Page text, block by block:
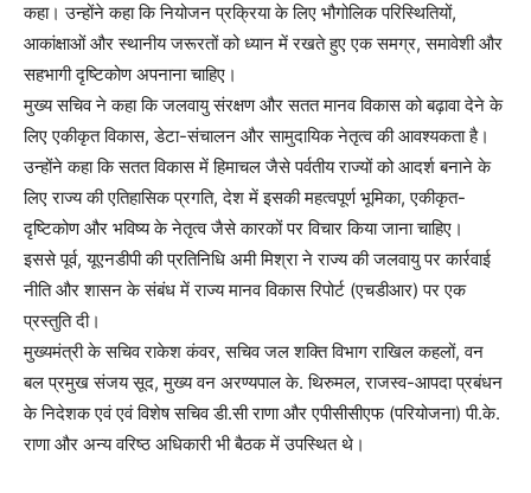
कहा। उन्होंने कहा कि नियोजन प्रक्रिया के लिए भौगोलिक परिस्थितियों,
आकांक्षाओं और स्थानीय जरूरतों को ध्यान में रखते हुए एक समग्र, समावेशी और
सहभागी दृष्टिकोण अपनाना चाहिए।
मुख्य सचिव ने कहा कि जलवायु संरक्षण और सतत मानव विकास को बढ़ावा देने के
लिए एकीकृत विकास, डेटा-संचालन और सामुदायिक नेतृत्व की आवश्यकता है।
उन्होंने कहा कि सतत विकास में हिमाचल जैसे पर्वतीय राज्यों को आदर्श बनाने के
लिए राज्य की एतिहासिक प्रगति, देश में इसकी महत्वपूर्ण भूमिका, एकीकृत-
दृष्टिकोण और भविष्य के नेतृत्व जैसे कारकों पर विचार किया जाना चाहिए।
इससे पूर्व, यूएनडीपी की प्रतिनिधि अमी मिश्रा ने राज्य की जलवायु पर कार्रवाई
नीति और शासन के संबंध में राज्य मानव विकास रिपोर्ट (एचडीआर) पर एक
प्रस्तुति दी।
मुख्यमंत्री के सचिव राकेश कंवर, सचिव जल शक्ति विभाग राखिल कहलों, वन
बल प्रमुख संजय सूद, मुख्य वन अरण्यपाल के. थिरुमल, राजस्व-आपदा प्रबंधन
के निदेशक एवं एवं विशेष सचिव डी.सी राणा और एपीसीसीएफ (परियोजना) पी.के.
राणा और अन्य वरिष्ठ अधिकारी भी बैठक में उपस्थित थे।